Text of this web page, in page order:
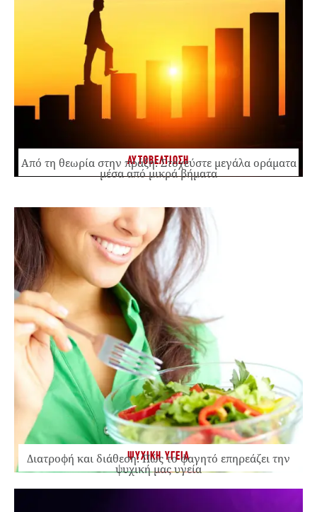
ΑΥΤΟΒΕΛΤΙΩΣΗ
Από τη θεωρία στην πράξη: Στοχεύστε μεγάλα οράματα
μέσα από μικρά βήματα
ΨΥΧΙΚΗ ΥΓΕΙΑ
Διατροφή και διάθεση: Πώς το φαγητό επηρεάζει την
ψυχική μας υγεία